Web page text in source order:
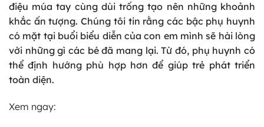
điệu múa tay cùng dùi trống tạo nên những khoảnh
khắc ấn tượng. Chúng tôi tin rằng các bậc phụ huynh
có mặt tại buổi biểu diễn của con em mình sẽ hài lòng
với những gì các bé đã mang lại. Từ đó, phụ huynh có
thể định hướng phù hợp hơn để giúp trẻ phát triển
toàn diện.
Xem ngay: